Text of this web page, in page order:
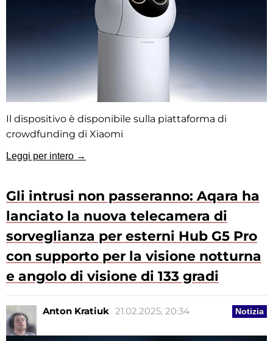
Il dispositivo è disponibile sulla piattaforma di
crowdfunding di Xiaomi
Leggi per intero →
Gli intrusi non passeranno: Aqara ha
lanciato la nuova telecamera di
sorveglianza per esterni Hub G5 Pro
con supporto per la visione notturna
e angolo di visione di 133 gradi
Notizia
Anton Kratiuk 21.02.2025, 20:34